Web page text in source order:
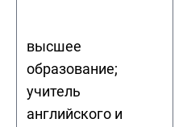
высшее
образование;
учитель
английского и